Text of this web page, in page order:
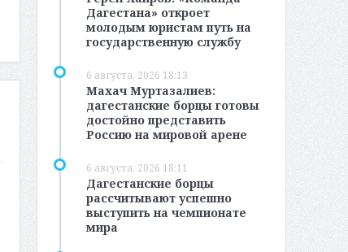
Дагестана» откроет
молодым юристам путь на
государственную службу
6 августа, 2026 18:13
Махач Муртазалиев:
дагестанские борцы готовы
достойно представить
Россию на мировой арене
6 августа, 2026 18:11
Дагестанские борцы
рассчитывают успешно
выступить на чемпионате
мира